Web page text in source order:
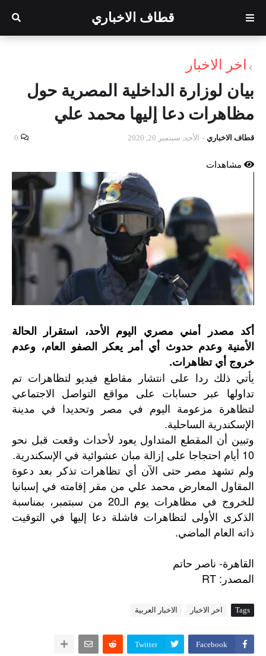
قطاف الاخباري
اخر الاخبار
بيان لوزارة الداخلية المصرية حول
مظاهرات دعا إليها محمد علي
قطاف الاخباري - الأحد, سبتمبر 20, 2020 0
مشاهدات
أكد مصدر أمني مصري اليوم الأحد، استقرار الحالة
الأمنية وعدم حدوث أي أمر يعكر الصفو العام، وعدم
خروج أي تظاهرات.
يأتي ذلك ردا على انتشار مقاطع فيديو لتظاهرات تم
تداولها عبر حسابات على مواقع التواصل الاجتماعي
لتظاهرة مزعومة اليوم في مصر وتحديدا في مدينة
الإسكندرية الساحلية.
وتبين أن المقطع المتداول يعود لأحداث وقعت قبل نحو
10 أيام احتجاجا على إزالة مبان عشوائية في الإسكندرية.
ولم تشهد مصر حتى الآن أي تظاهرات تذكر بعد دعوة
المقاول المعارض محمد علي من مقر إقامته في إسبانيا
للخروج في مظاهرات يوم الـ20 من سبتمبر، بمناسبة
الذكرى الأولى لتظاهرات فاشلة دعا إليها في التوقيت
ذاته العام الماضي.
القاهرة- ناصر حاتم
المصدر : RT
Tags اخر الاخبار الاخبار العربية
Facebook
Twitter